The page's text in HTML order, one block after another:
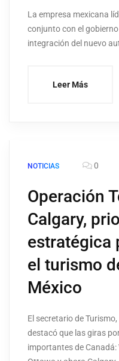
La empresa mexicana
conjunto con el
integración del nuevo
Leer Más
NOTICIAS 0
Operación
Calgary,
estratégica
el turismo
México
El secretario de
destacó que las giras
importantes de